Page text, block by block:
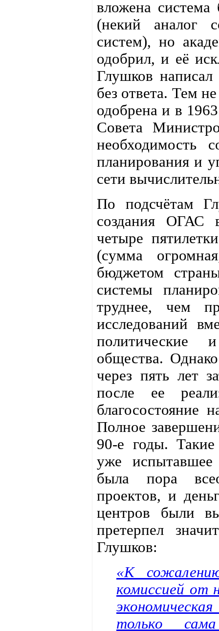
вложена система
(некий аналог
систем), но
одобрил, и её
Глушков
без ответа. Тем
одобрена и в
Совета
необходимость
планирования и
сети
По подсчётам
создания ОГАС
четыре
(сумма
бюджетом
системы
труднее, чем
исследований
политические
общества.
через пять лет
после ее
благосостояние
Полное
90-е годы. Такие
уже
была пора
проектов, и
центров были
претерпел
Глушков:
«К
комиссией от
только